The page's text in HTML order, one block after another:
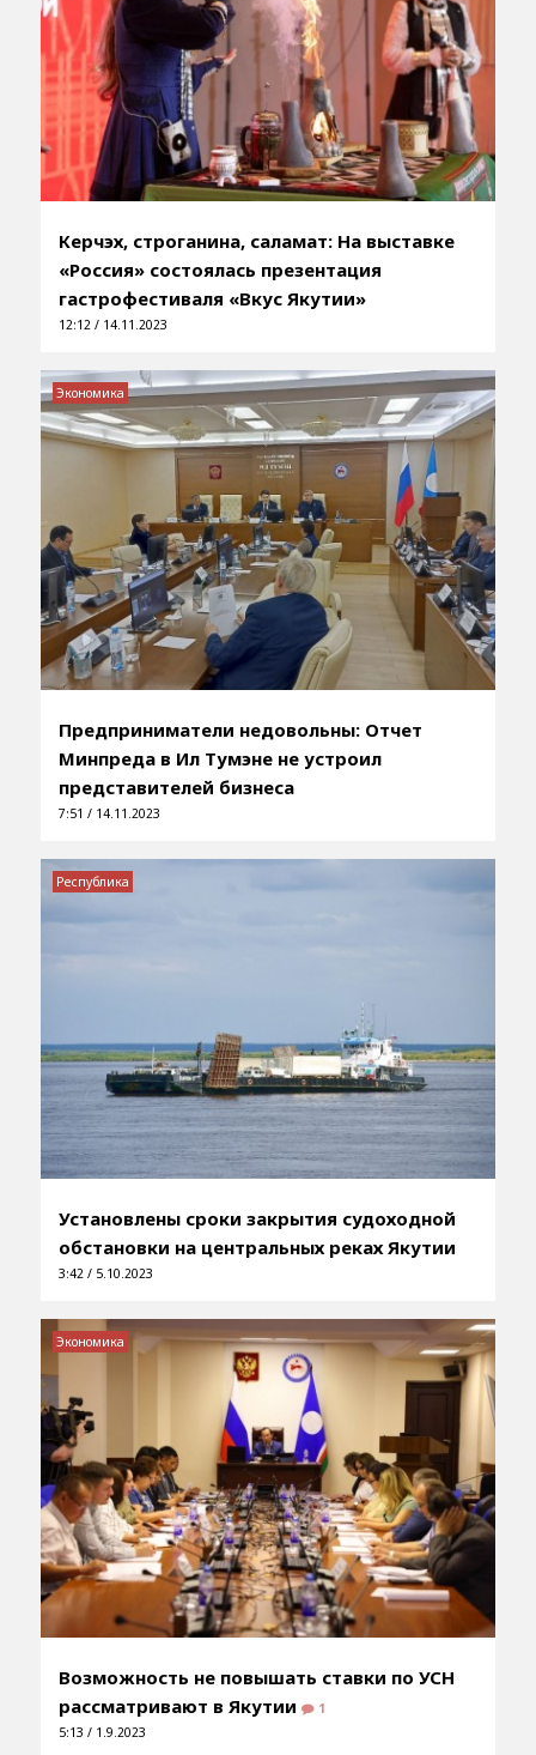
Керчэх, строганина, саламат: На выставке
«Россия» состоялась презентация
гастрофестиваля «Вкус Якутии»
12:12 / 14.11.2023
Предприниматели недовольны: Отчет
Минпреда в Ил Тумэне не устроил
представителей бизнеса
7:51 / 14.11.2023
Экономика
Установлены сроки закрытия судоходной
обстановки на центральных реках Якутии
3:42 / 5.10.2023
Республика
Возможность не повышать ставки по УСН
рассматривают в Якутии
1
5:13 / 1.9.2023
Экономика